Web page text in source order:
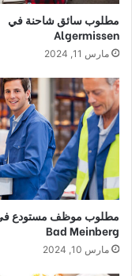
مطلوب سائق شاحنة في
Algermissen
مارس 11, 2024
Bad Meinberg
مارس 10, 2024